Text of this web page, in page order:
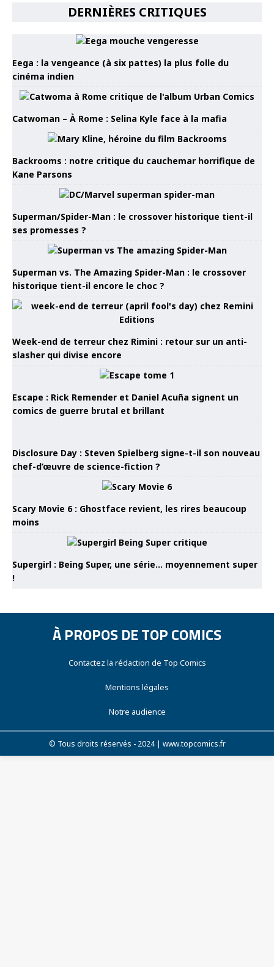
DERNIÈRES CRITIQUES
Eega : la vengeance (à six pattes) la plus folle du
cinéma indien
Catwoman – À Rome : Selina Kyle face à la mafia
Backrooms : notre critique du cauchemar horrifique de
Kane Parsons
Superman/Spider-Man : le crossover historique tient-il
ses promesses ?
Superman vs. The Amazing Spider-Man : le crossover
historique tient-il encore le choc ?
Week-end de terreur chez Rimini : retour sur un anti-
slasher qui divise encore
Escape : Rick Remender et Daniel Acuña signent un
comics de guerre brutal et brillant
Disclosure Day : Steven Spielberg signe-t-il son nouveau
chef-d’œuvre de science-fiction ?
Scary Movie 6 : Ghostface revient, les rires beaucoup
moins
Supergirl : Being Super, une série… moyennement super
!
À PROPOS DE TOP COMICS
Contactez la rédaction de Top Comics
Mentions légales
Notre audience
© Tous droits réservés - 2024 | www.topcomics.fr